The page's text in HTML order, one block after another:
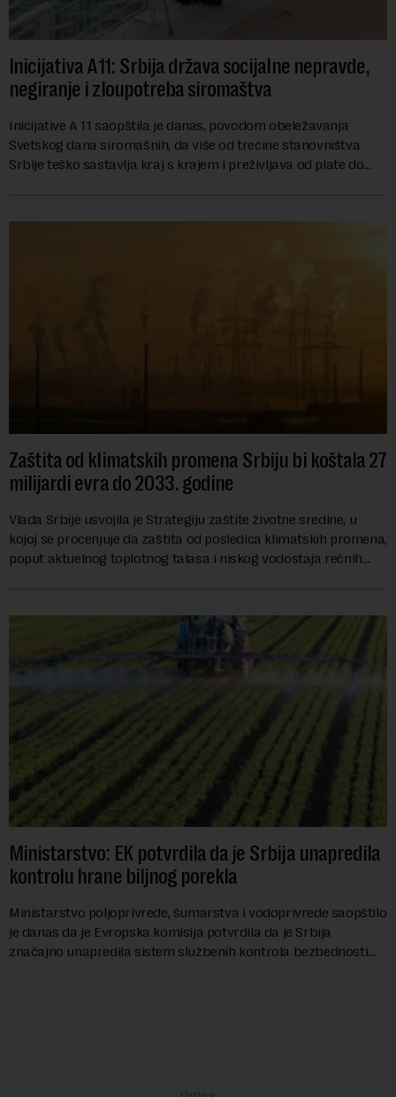
Inicijativa A11: Srbija država socijalne nepravde,
negiranje i zloupotreba siromaštva
Inicijative A 11 saopštila je danas, povodom obeležavanja
Svetskog dana siromašnih, da više od trećine stanovništva
Srbije teško sastavlja kraj s krajem i preživljava od plate do
Zaštita od klimatskih promena Srbiju bi koštala 27
milijardi evra do 2033. godine
Vlada Srbije usvojila je Strategiju zaštite životne sredine, u
kojoj se procenjuje da zaštita od posledica klimatskih promena,
poput aktuelnog toplotnog talasa i niskog vodostaja rečnih
Ministarstvo: EK potvrdila da je Srbija unapredila
kontrolu hrane biljnog porekla
Ministarstvo poljoprivrede, šumarstva i vodoprivrede saopštilo
je danas da je Evropska komisija potvrdila da je Srbija
značajno unapredila sistem službenih kontrola bezbednosti